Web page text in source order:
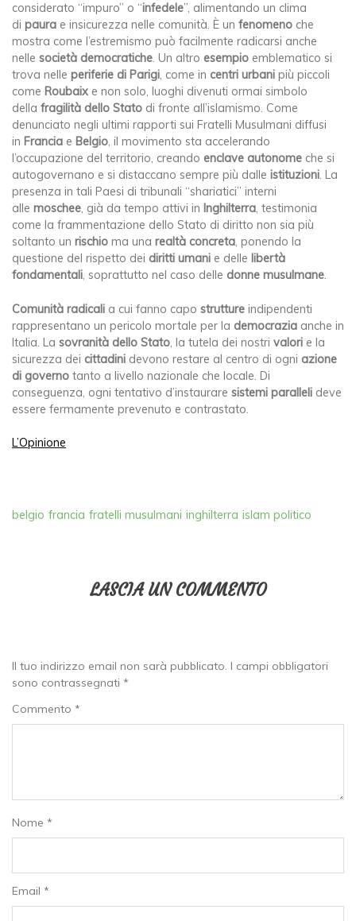
considerato “impuro” o “infedele”, alimentando un clima
di paura e insicurezza nelle comunità. È un fenomeno che
mostra come l’estremismo può facilmente radicarsi anche
nelle società democratiche. Un altro esempio emblematico si
trova nelle periferie di Parigi, come in centri urbani più piccoli
come Roubaix e non solo, luoghi divenuti ormai simbolo
della fragilità dello Stato di fronte all’islamismo. Come
denunciato negli ultimi rapporti sui Fratelli Musulmani diffusi
in Francia e Belgio, il movimento sta accelerando
l’occupazione del territorio, creando enclave autonome che si
autogovernano e si distaccano sempre più dalle istituzioni. La
presenza in tali Paesi di tribunali “shariatici” interni
alle moschee, già da tempo attivi in Inghilterra, testimonia
come la frammentazione dello Stato di diritto non sia più
soltanto un rischio ma una realtà concreta, ponendo la
questione del rispetto dei diritti umani e delle libertà
fondamentali, soprattutto nel caso delle donne musulmane.
Comunità radicali a cui fanno capo strutture indipendenti
rappresentano un pericolo mortale per la democrazia anche in
Italia. La sovranità dello Stato, la tutela dei nostri valori e la
sicurezza dei cittadini devono restare al centro di ogni azione
di governo tanto a livello nazionale che locale. Di
conseguenza, ogni tentativo d’instaurare sistemi paralleli deve
essere fermamente prevenuto e contrastato.
L’Opinione
belgio francia fratelli musulmani inghilterra islam politico
LASCIA UN COMMENTO
Il tuo indirizzo email non sarà pubblicato. I campi obbligatori
sono contrassegnati *
Commento *
Nome *
Email *